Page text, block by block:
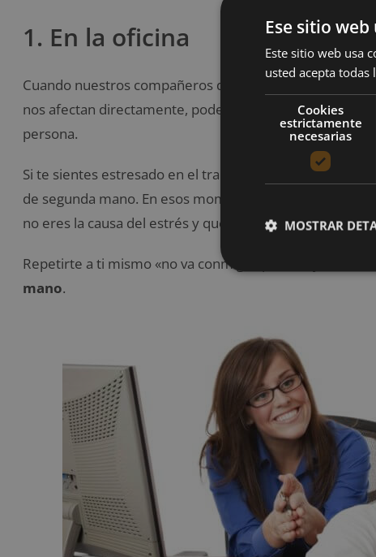
1. En la oficina
Cuando nuestros compañeros de trabajo están bajo
nos afectan directamente, podemos llegar a
persona.
Si te sientes estresado en el trabajo aunque tu vida
de segunda mano. En esos momentos debes recordar
no eres la causa del estrés y que la situación estresante
Repetirte a ti mismo «no va conmigo» puede ayudarte a
mano.
Ese sitio
Este sitio web usa
usted acepta todas
Cookies
estrictamente
necesarias
MOSTRAR